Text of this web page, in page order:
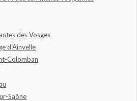
des Vosges
d'Ainvelle
Colomban
Saône